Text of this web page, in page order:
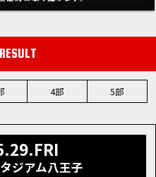
4部 5部
ジアム八王子